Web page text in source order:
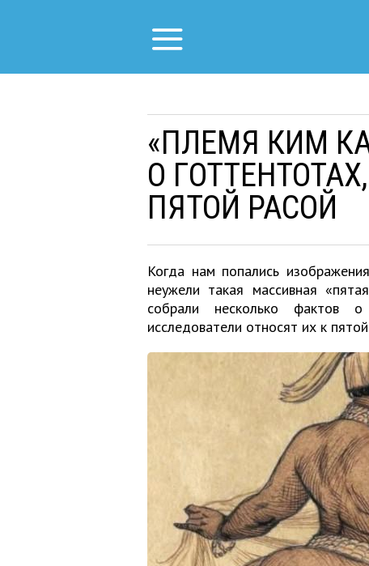
«ПЛЕМЯ КИМ
О
ПЯТОЙ РАСОЙ
Когда нам попались
неужели такая массивная
собрали несколько фактов
исследователи относят их к